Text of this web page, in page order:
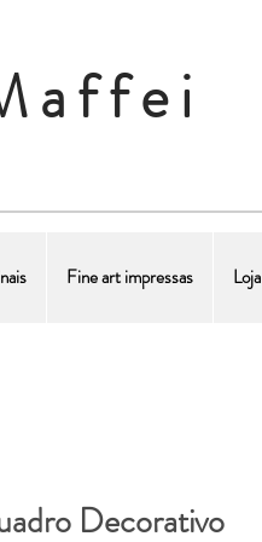
Fine art impressas Loja
Decorativo